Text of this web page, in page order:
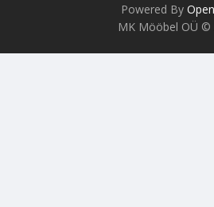
Powered By
MK Mööbel OÜ ©